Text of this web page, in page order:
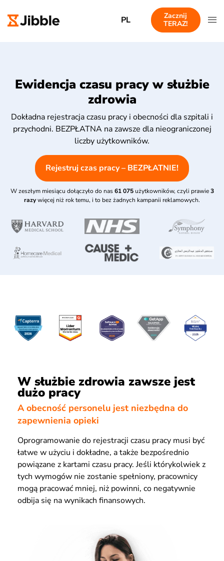
PL
Zacznij
TERAZ!
Ewidencja czasu pracy w służbie
zdrowia
Dokładna rejestracja czasu pracy i obecności dla szpitali i
przychodni. BEZPŁATNA na zawsze dla nieograniczonej
liczby użytkowników.
Rejestruj czas pracy – BEZPŁATNIE!
W zeszłym miesiącu dołączyło do nas 61 075 użytkowników, czyli prawie 3
razywięcej niż rok temu, i to bez żadnych kampanii reklamowych.
W służbie zdrowia zawsze jest
dużo pracy
A obecność personelu jest niezbędna do
zapewnienia opieki
Oprogramowanie do rejestracji czasu pracy musi być
łatwe w użyciu i dokładne, a także bezpośrednio
powiązane z kartami czasu pracy. Jeśli którykolwiek z
tych wymogów nie zostanie spełniony, pracownicy
mogą pracować mniej, niż powinni, co negatywnie
odbija się na wynikach finansowych.